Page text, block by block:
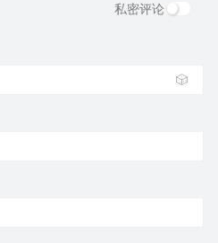
私密评论
🎲